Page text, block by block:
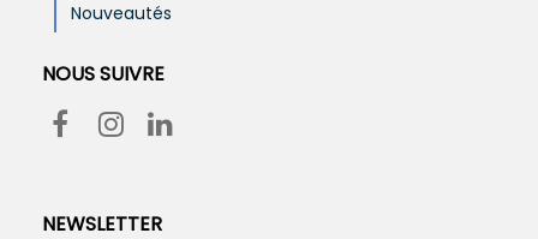
Nouveautés
NOUS SUIVRE
NEWSLETTER